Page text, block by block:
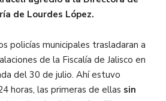
de Lourdes López.
policías municipales trasladaran a
de la Fiscalía de Jalisco en
del 30 de julio. Ahí estuvo
horas, las primeras de ellas sin